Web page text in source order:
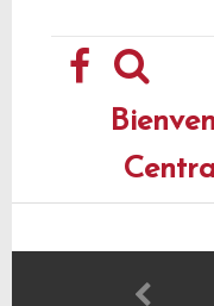
Accueil
Les Halles
Actualités